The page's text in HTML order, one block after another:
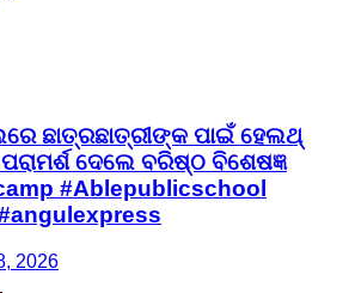
ଛାତ୍ରଛାତ୍ରୀଙ୍କ ପାଇଁ ହେଲଥ୍
ଦେଲେ ବରିଷ୍ଠ ବିଶେଷଜ୍ଞ
#Ablepublicschool
2026